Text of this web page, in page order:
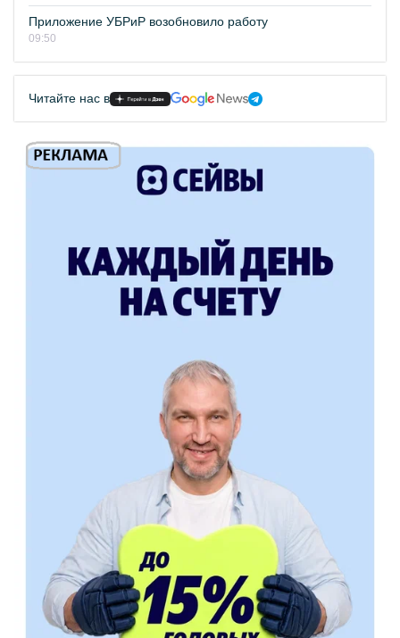
Приложение УБРиР возобновило работу
09:50
Читайте нас в